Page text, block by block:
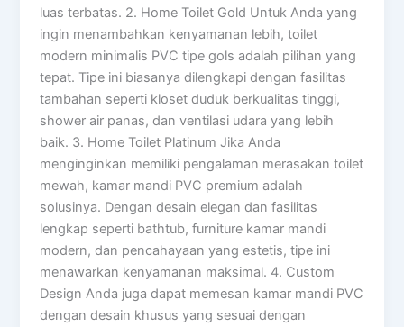
luas terbatas. 2. Home Toilet Gold Untuk Anda yang
ingin menambahkan kenyamanan lebih, toilet
modern minimalis PVC tipe gols adalah pilihan yang
tepat. Tipe ini biasanya dilengkapi dengan fasilitas
tambahan seperti kloset duduk berkualitas tinggi,
shower air panas, dan ventilasi udara yang lebih
baik. 3. Home Toilet Platinum Jika Anda
menginginkan memiliki pengalaman merasakan toilet
mewah, kamar mandi PVC premium adalah
solusinya. Dengan desain elegan dan fasilitas
lengkap seperti bathtub, furniture kamar mandi
modern, dan pencahayaan yang estetis, tipe ini
menawarkan kenyamanan maksimal. 4. Custom
Design Anda juga dapat memesan kamar mandi PVC
dengan desain khusus yang sesuai dengan